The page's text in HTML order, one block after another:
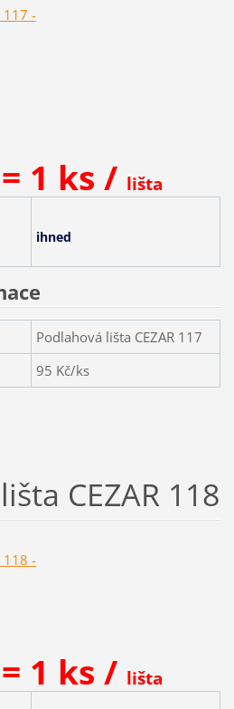
1 ks / lišta
ihned
Podlahová lišta CEZAR 117
95 Kč/ks
CEZAR 118
1 ks / lišta